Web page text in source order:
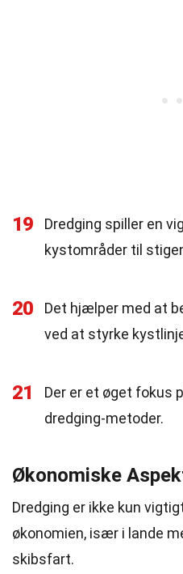
19
Dredging spiller en
kystområder til
20
Det hjælper med at
ved at styrke
21
Der er et øget fokus
dredging-metoder.
Økonomiske
Dredging er ikke kun
økonomien, især i lande
skibsfart.